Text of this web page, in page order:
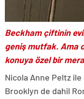
Beckham çiftinin
geniş mutfak. Ama
konuya özel bir
Nicola Anne Peltz
Brooklyn de dahil